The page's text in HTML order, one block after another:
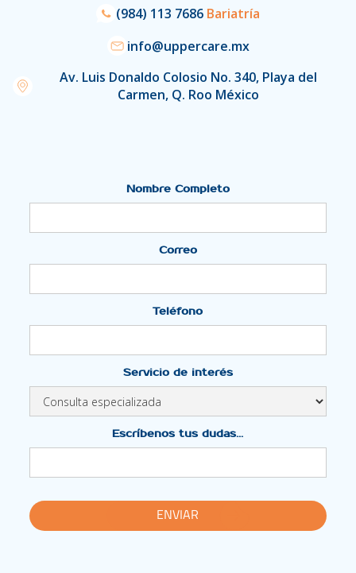
(984) 113 7686 Bariatría
info@uppercare.mx
Av. Luis Donaldo Colosio No. 340, Playa del
Carmen, Q. Roo México
Nombre Completo
Correo
Teléfono
Servicio de interés
Escríbenos tus dudas...
ENVIAR